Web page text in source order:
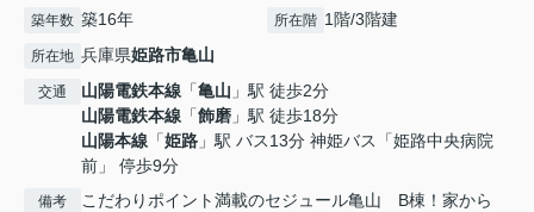
築年数 築16年 所在階 1階/3階建
所在地 兵庫県姫路市亀山
交通 山陽電鉄本線 「亀山 」駅 徒歩2分
山陽電鉄本線 「飾磨 」駅 徒歩18分
山陽本線 「姫路 」駅 バス13分 神姫バス「姫路中央病院
前」 停歩9分
備考
こだわりポイント満載のセジュール亀山 B棟！家から